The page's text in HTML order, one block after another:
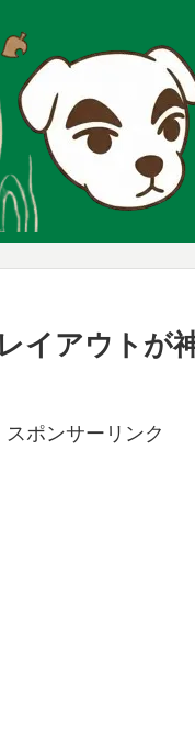
イアウトが
スポンサーリンク